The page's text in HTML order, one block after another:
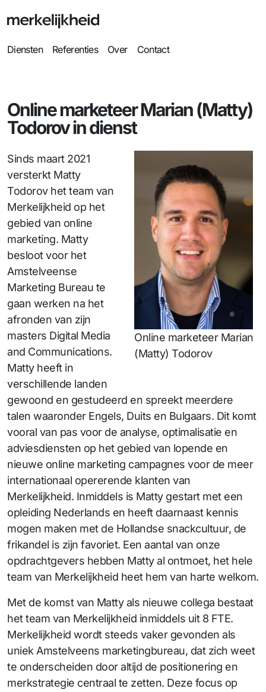
Diensten Referenties Over Contact
Online marketeer Marian (Matty)
Todorov in dienst
Online marketeer Marian
(Matty) Todorov
Sinds maart 2021
versterkt Matty
Todorov het team van
Merkelijkheid op het
gebied van online
marketing. Matty
besloot voor het
Amstelveense
Marketing Bureau te
gaan werken na het
afronden van zijn
masters Digital Media
and Communications.
Matty heeft in
verschillende landen
gewoond en gestudeerd en spreekt meerdere
talen waaronder Engels, Duits en Bulgaars. Dit komt
vooral van pas voor de analyse, optimalisatie en
adviesdiensten op het gebied van lopende en
nieuwe online marketing campagnes voor de meer
internationaal opererende klanten van
Merkelijkheid. Inmiddels is Matty gestart met een
opleiding Nederlands en heeft daarnaast kennis
mogen maken met de Hollandse snackcultuur, de
frikandel is zijn favoriet. Een aantal van onze
opdrachtgevers hebben Matty al ontmoet, het hele
team van Merkelijkheid heet hem van harte welkom.
Met de komst van Matty als nieuwe collega bestaat
het team van Merkelijkheid inmiddels uit 8 FTE.
Merkelijkheid wordt steeds vaker gevonden als
uniek Amstelveens marketingbureau, dat zich weet
te onderscheiden door altijd de positionering en
merkstrategie centraal te zetten. Deze focus op